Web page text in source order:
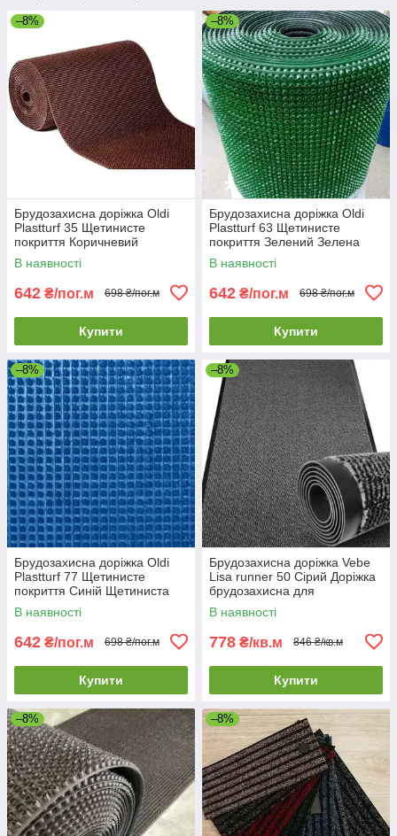
–8%
Брудозахисна доріжка Oldi
Plastturf 35 Щетинисте
покриття Коричневий
Вологопоглинаюча
брудозахисна доріжка
В наявності
642 ₴/пог.м 698 ₴/пог.м
Купити
–8%
Брудозахисна доріжка Oldi
Plastturf 63 Щетинисте
покриття Зелений Зелена
брудозахисна доріжка на
метраж
В наявності
642 ₴/пог.м 698 ₴/пог.м
Купити
–8%
Брудозахисна доріжка Oldi
Plastturf 77 Щетинисте
покриття Синій Щетиниста
брудозахисна доріжка для
готелю
В наявності
642 ₴/пог.м 698 ₴/пог.м
Купити
–8%
Брудозахисна доріжка Vebe
Lisa runner 50 Сірий Доріжка
брудозахисна для
комерційних приміщень
В наявності
778 ₴/кв.м 846 ₴/кв.м
Купити
–8% –8%